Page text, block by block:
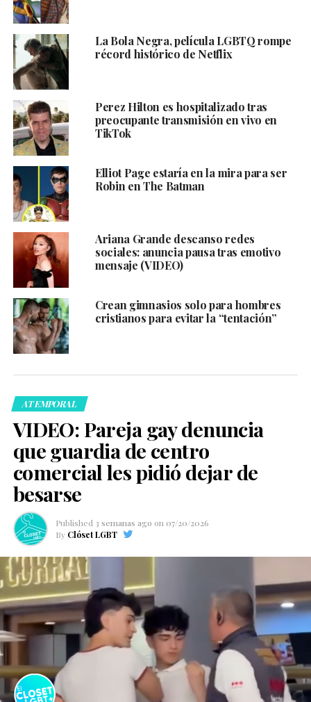
La Bola Negra, película LGBTQ rompe
récord histórico de Netflix
Perez Hilton es hospitalizado tras
preocupante transmisión en vivo en
TikTok
Elliot Page estaría en la mira para ser
Robin en The Batman
Ariana Grande descanso redes
sociales: anuncia pausa tras emotivo
mensaje (VIDEO)
Crean gimnasios solo para hombres
cristianos para evitar la “tentación”
ATEMPORAL
VIDEO: Pareja gay denuncia
que guardia de centro
comercial les pidió dejar de
besarse
Published 3 semanas ago on 07/20/2026
By Clóset LGBT